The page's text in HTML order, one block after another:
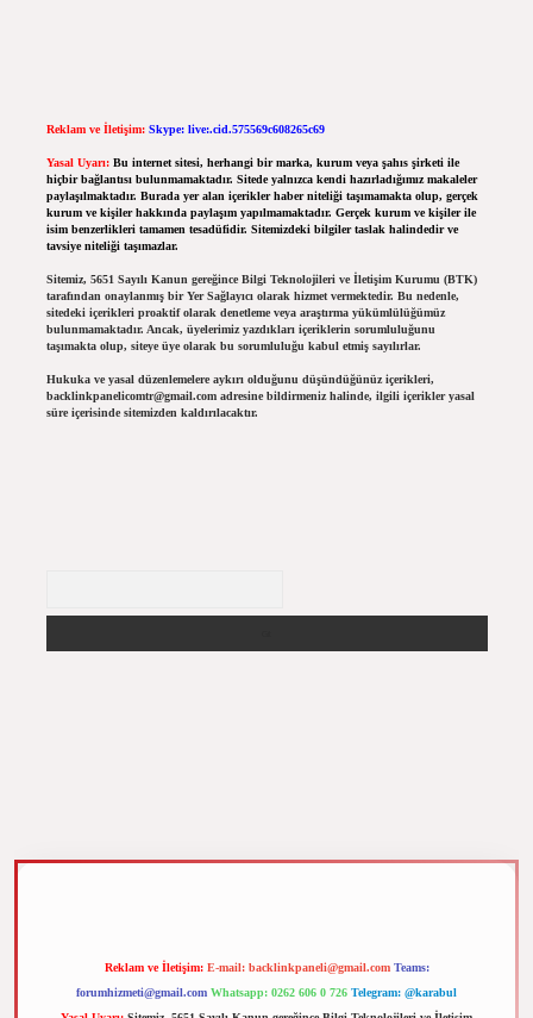
Reklam ve İletişim: Skype: live:.cid.575569c608265c69
Yasal Uyarı: Bu internet sitesi, herhangi bir marka, kurum veya şahıs şirketi ile
hiçbir bağlantısı bulunmamaktadır. Sitede yalnızca kendi hazırladığımız makaleler
paylaşılmaktadır. Burada yer alan içerikler haber niteliği taşımamakta olup, gerçek
kurum ve kişiler hakkında paylaşım yapılmamaktadır. Gerçek kurum ve kişiler ile
isim benzerlikleri tamamen tesadüfidir. Sitemizdeki bilgiler taslak halindedir ve
tavsiye niteliği taşımazlar.
Sitemiz, 5651 Sayılı Kanun gereğince Bilgi Teknolojileri ve İletişim Kurumu (BTK)
tarafından onaylanmış bir Yer Sağlayıcı olarak hizmet vermektedir. Bu nedenle,
sitedeki içerikleri proaktif olarak denetleme veya araştırma yükümlülüğümüz
bulunmamaktadır. Ancak, üyelerimiz yazdıkları içeriklerin sorumluluğunu
taşımakta olup, siteye üye olarak bu sorumluluğu kabul etmiş sayılırlar.
Hukuka ve yasal düzenlemelere aykırı olduğunu düşündüğünüz içerikleri,
backlinkpanelicomtr@gmail.comadresine bildirmeniz halinde, ilgili içerikler yasal
süre içerisinde sitemizden kaldırılacaktır.
Reklam ve İletişim: E-mail: backlinkpaneli@gmail.com Teams:
forumhizmeti@gmail.com Whatsapp: 0262 606 0 726 Telegram: @karabul